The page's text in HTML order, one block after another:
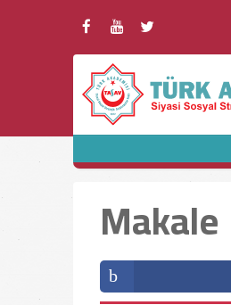
Makale